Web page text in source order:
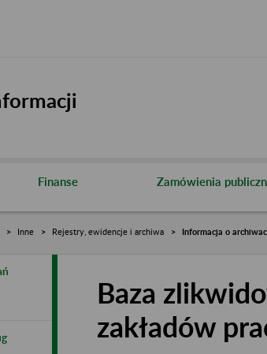
Finanse Zamówienia
Inne Rejestry, ewidencje i archiwa Informacja o
Baza
zakładów